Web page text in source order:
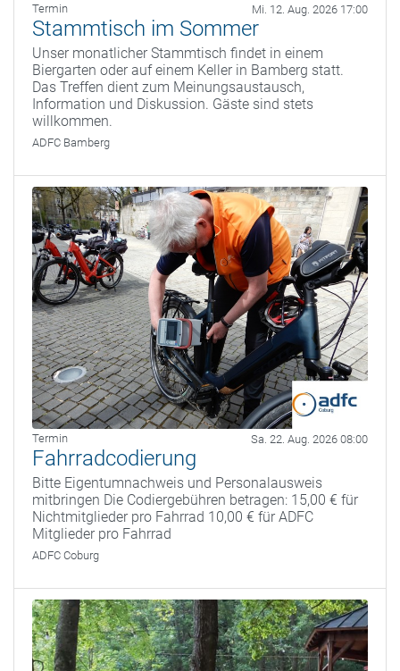
Termin Mi. 12. Aug. 2026 17:00
Stammtisch im Sommer
Unser monatlicher Stammtisch findet in einem
Biergarten oder auf einem Keller in Bamberg statt.
Das Treffen dient zum Meinungsaustausch,
Information und Diskussion. Gäste sind stets
willkommen.
ADFC Bamberg
Termin Sa. 22. Aug. 2026 08:00
Fahrradcodierung
Bitte Eigentumnachweis und Personalausweis
mitbringen Die Codiergebühren betragen: 15,00 € für
Nichtmitglieder pro Fahrrad 10,00 € für ADFC
Mitglieder pro Fahrrad
ADFC Coburg